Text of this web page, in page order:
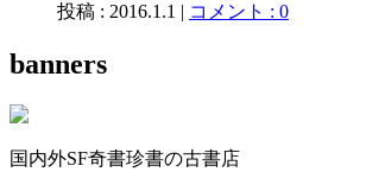
投稿 : 2016.1.1 | コメント : 0
banners
国内外SF奇書珍書の古書店